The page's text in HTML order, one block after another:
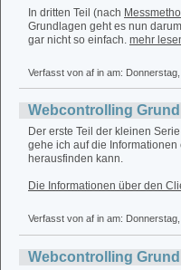
In dritten Teil (nach
Grundlagen geht es nun
gar nicht so einfach. mehr lesen
Verfasst von af in am:
Webcontrolling
Der erste Teil der kleinen
gehe ich auf die
herausfinden kann.
Die Informationen über den
Verfasst von af in am:
Webcontrolling